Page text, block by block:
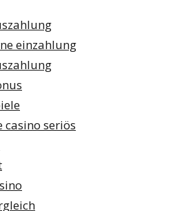
einzahlung
casino seriös